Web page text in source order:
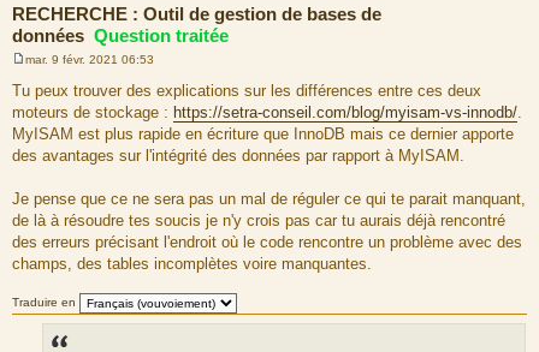
RECHERCHE : Outil de gestion de bases de
données Question traitée
s
s
g
e
mar. 9 févr. 2021 06:53
Tu peux trouver des explications sur les différences entre ces deux
moteurs de stockage : https://setra-conseil.com/blog/myisam-vs-innodb/
MyISAM est plus rapide en écriture que InnoDB mais ce dernier apporte
des avantages sur l'intégrité des données par rapport à MyISAM.
Je pense que ce ne sera pas un mal de réguler ce qui te parait manquant,
de là à résoudre tes soucis je n'y crois pas car tu aurais déjà rencontré
des erreurs précisant l'endroit où le code rencontre un problème avec des
champs, des tables incomplètes voire manquantes.
Traduire en